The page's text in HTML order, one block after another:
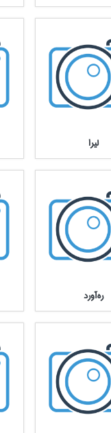
ليرا
ره‌آورد